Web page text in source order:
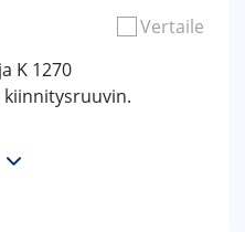
Vertaile
K 1270
kiinnitysruuvin.